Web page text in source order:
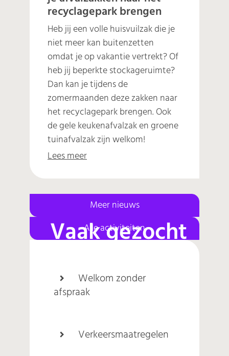
recyclagepark brengen
Heb jij een volle huisvuilzak die je
niet meer kan buitenzetten
omdat je op vakantie vertrekt? Of
heb jij beperkte stockageruimte?
Dan kan je tijdens de
zomermaanden deze zakken naar
het recyclagepark brengen. Ook
de gele keukenafvalzak en groene
tuinafvalzak zijn welkom!
Lees meer
Meer nieuws
Alle activiteiten
Vaak gezocht
Welkom zonder
afspraak
Verkeersmaatregelen